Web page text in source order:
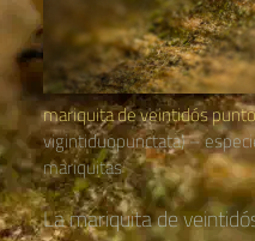
mariquita de veintidós
vigintiduopunctata) –
mariquitas
La mariquita de